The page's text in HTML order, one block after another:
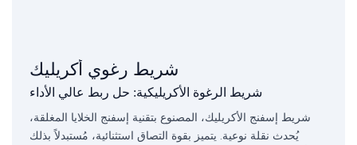
شريط رغوي أكريليك
شريط الرغوة الأكريليكية: حل ربط عالي الأداء
شريط إسفنج الأكريليك، المصنوع بتقنية إسفنج الخلايا المغلقة،
يُحدث نقلة نوعية. يتميز بقوة التصاق استثنائية، مُستبدلاً بذلك